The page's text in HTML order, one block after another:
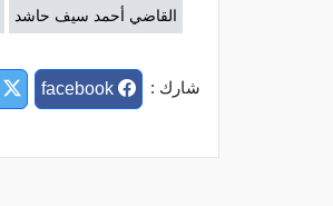
القاضي أحمد سيف حاشد
شارك :